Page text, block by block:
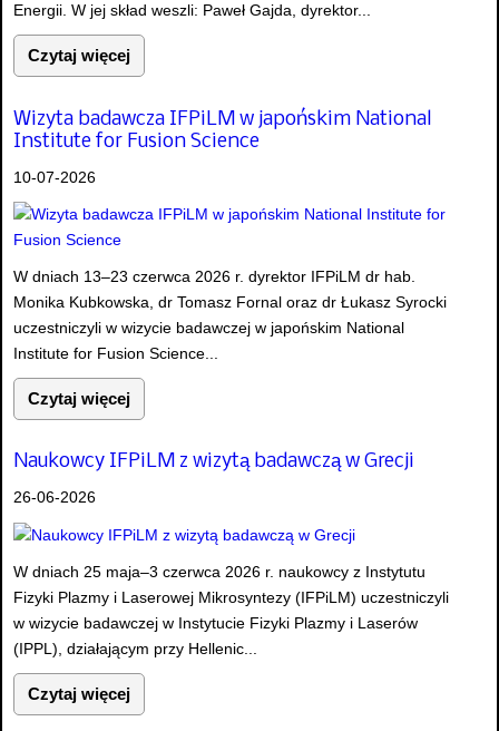
Energii. W jej skład weszli: Paweł Gajda, dyrektor...
Czytaj więcej
Wizyta badawcza IFPiLM w japońskim National
Institute for Fusion Science
10-07-2026
W dniach 13–23 czerwca 2026 r. dyrektor IFPiLM dr hab.
Monika Kubkowska, dr Tomasz Fornal oraz dr Łukasz Syrocki
uczestniczyli w wizycie badawczej w japońskim National
Institute for Fusion Science...
Czytaj więcej
Naukowcy IFPiLM z wizytą badawczą w Grecji
26-06-2026
W dniach 25 maja–3 czerwca 2026 r. naukowcy z Instytutu
Fizyki Plazmy i Laserowej Mikrosyntezy (IFPiLM) uczestniczyli
w wizycie badawczej w Instytucie Fizyki Plazmy i Laserów
(IPPL), działającym przy Hellenic...
Czytaj więcej